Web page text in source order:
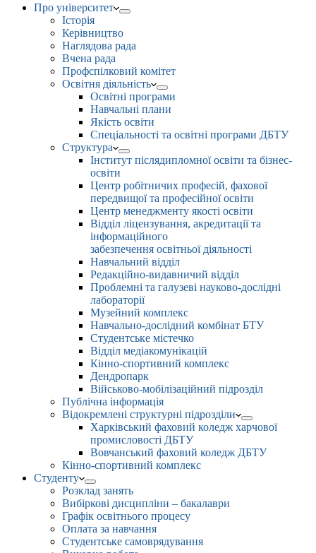
Про університет
Історія
Керівництво
Наглядова рада
Вчена рада
Профспілковий комітет
Освітня діяльність
Освітні програми
Навчальні плани
Якість освіти
Спеціальності та освітні програми ДБТУ
Структура
Інститут післядипломної освіти та бізнес-
освіти
Центр робітничих професій, фахової
передвищої та професійної освіти
Центр менеджменту якості освіти
Відділ ліцензування, акредитації та
інформаційного
забезпечення освітньої діяльності
Навчальний відділ
Редакційно-видавничий відділ
Проблемні та галузеві науково-дослідні
лабораторії
Музейний комплекс
Навчально-дослідний комбінат БТУ
Студентське містечко
Відділ медіакомунікацій
Кінно-спортивний комплекс
Дендропарк
Військово-мобілізаційний підрозділ
Публічна інформація
Відокремлені структурні підрозділи
Харківський фаховий коледж харчової
промисловості ДБТУ
Вовчанський фаховий коледж ДБТУ
Кінно-спортивний комплекс
Студенту
Розклад занять
Вибіркові дисципліни – бакалаври
Графік освітнього процесу
Оплата за навчання
Студентське самоврядування